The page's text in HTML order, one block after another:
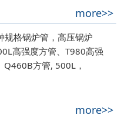
more>>
规格锅炉管，高压锅炉
高强度方管、T980高强
方管, 500L，
more>>